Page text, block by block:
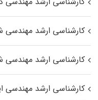
کارشناسی ارشد مهندسی
کارشناسی ارشد مهندسی
کارشناسی ارشد